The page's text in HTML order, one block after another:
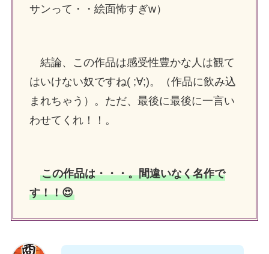
サンって・・絵面怖すぎw）
結論、この作品は感受性豊かな人は観て
はいけない奴ですね( ;∀;)。（作品に飲み込
まれちゃう）。ただ、最後に最後に一言い
わせてくれ！！。
この作品は・・・。間違いなく名作で
す！！😍